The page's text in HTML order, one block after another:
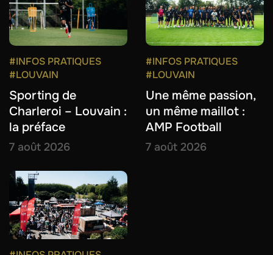
#INFOS PRATIQUES
#LOUVAIN
Sporting de
Charleroi – Louvain :
la préface
7 août 2026
#INFOS PRATIQUES
#LOUVAIN
Une même passion,
un même maillot :
AMP Football
7 août 2026